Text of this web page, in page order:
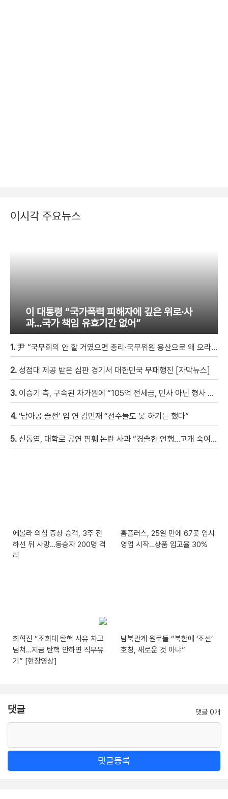
이시각 주요뉴스
이 대통령 “국가폭력 피해자에 깊은 위로·사
과…국가 책임 유효기간 없어”
1. 尹 “국무회의 안 할 거였으면 총리·국무위원 용산으로 왜 오라 했겠나” [현장영상]
2. 성접대 제공 받은 심판 경기서 대한민국 무패행진 [자막뉴스]
3. 이승기 측, 구속된 차가원에 “105억 전세금, 민사 아닌 형사 범죄…엄벌 원해” [자막뉴스]
4. ‘남아공 졸전’ 입 연 김민재 “선수들도 못 하기는 했다”
5. 신동엽, 대학로 공연 폄훼 논란 사과 “경솔한 언행…고개 숙여 사과”
에볼라 의심 증상 승객, 3주 전
하선 뒤 사망…동승자 200명 격
리
홈플러스, 25일 만에 67곳 임시
영업 시작…상품 입고율 30%
최혁진 “조희대 탄핵 사유 차고
넘쳐…지금 탄핵 안하면 직무유
기” [현장영상]
남북관계 원로들 “북한에 ‘조선’
호칭, 새로운 것 아냐”
댓글 댓글 0개
댓글등록